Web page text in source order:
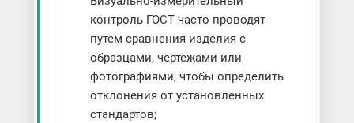
контроль ГОСТ часто проводят
путем сравнения изделия с
образцами, чертежами или
фотографиями, чтобы определить
отклонения от установленных
стандартов;